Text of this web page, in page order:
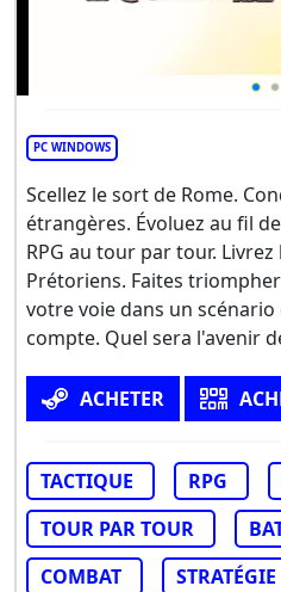
PC WINDOWS
Scellez le sort de Rome.
étrangères. Évoluez au fil
RPG au tour par tour. Livrez
Prétoriens. Faites
votre voie dans un
compte. Quel sera l'avenir
ACHETER
TACTIQUE RPG
TOUR PAR TOUR
COMBAT
STRATÉGIE